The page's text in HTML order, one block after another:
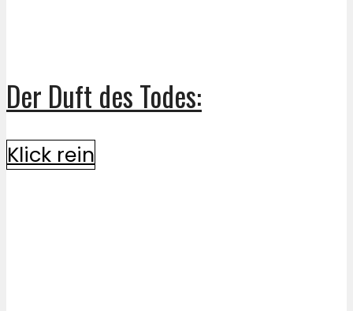
Der Duft des Todes:
Klick rein